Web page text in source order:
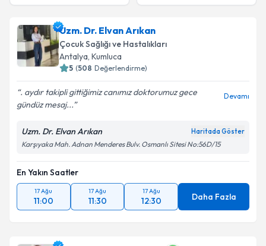
Uzm. Dr. Elvan Arıkan
Çocuk Sağlığı ve Hastalıkları
Antalya, Kumluca
5 (508 Değerlendirme)
. aydır takipli gittiğimiz canımız doktorumuz️ gece
gündüz mesaj...
Devamı
Uzm. Dr. Elvan Arıkan Haritada Göster
Karşıyaka Mah. Adnan Menderes Bulv. Osmanlı Sitesi No:56D/15
En Yakın Saatler
17 Ağu
11:00
17 Ağu
11:30
17 Ağu
12:30 Daha Fazla